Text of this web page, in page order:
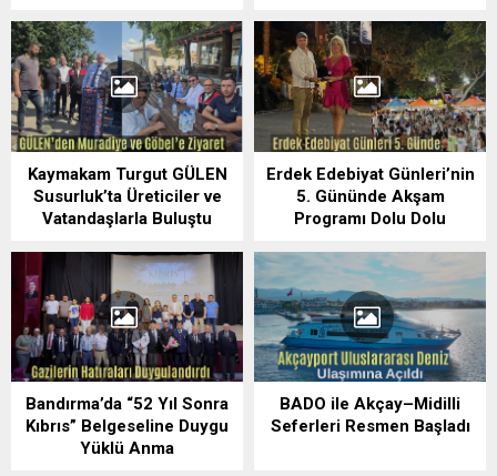
Kaymakam Turgut GÜLEN
Susurluk’ta Üreticiler ve
Vatandaşlarla Buluştu
Erdek Edebiyat Günleri’nin
5. Gününde Akşam
Programı Dolu Dolu
Bandırma’da “52 Yıl Sonra
Kıbrıs” Belgeseline Duygu
Yüklü Anma
BADO ile Akçay–Midilli
Seferleri Resmen Başladı